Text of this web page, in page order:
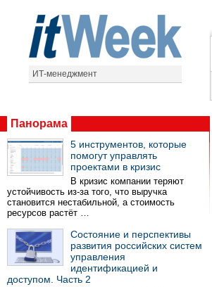
ИТ-менеджмент
Панорама
5 инструментов, которые
помогут управлять
проектами в кризис
В кризис компании теряют
устойчивость из-за того, что выручка
становится нестабильной, а стоимость
ресурсов растёт …
Состояние и перспективы
развития российских систем
управления
идентификацией и
доступом. Часть 2